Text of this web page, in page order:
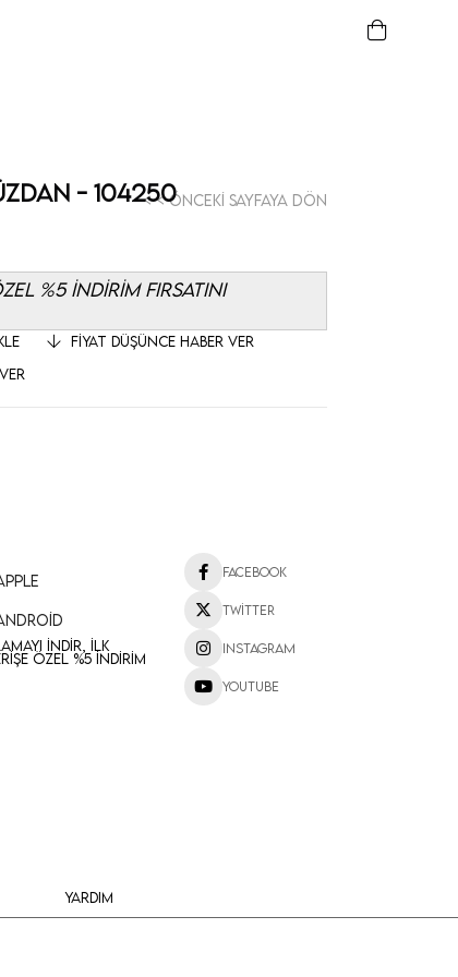
< < Önceki Sayfaya Dön
- 104250
%5 İNDİRİM FIRSATINI
FIYAT DÜŞÜNCE HABER VER
İndir, İlk
Özel %5 İndirim
Facebook
Twitter
Instagram
Youtube
Yardım